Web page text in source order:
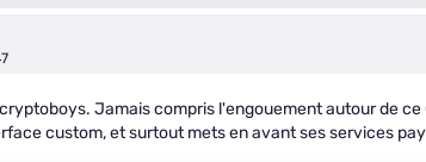
Jamais compris l'engouement autour de
custom, et surtout mets en avant ses services